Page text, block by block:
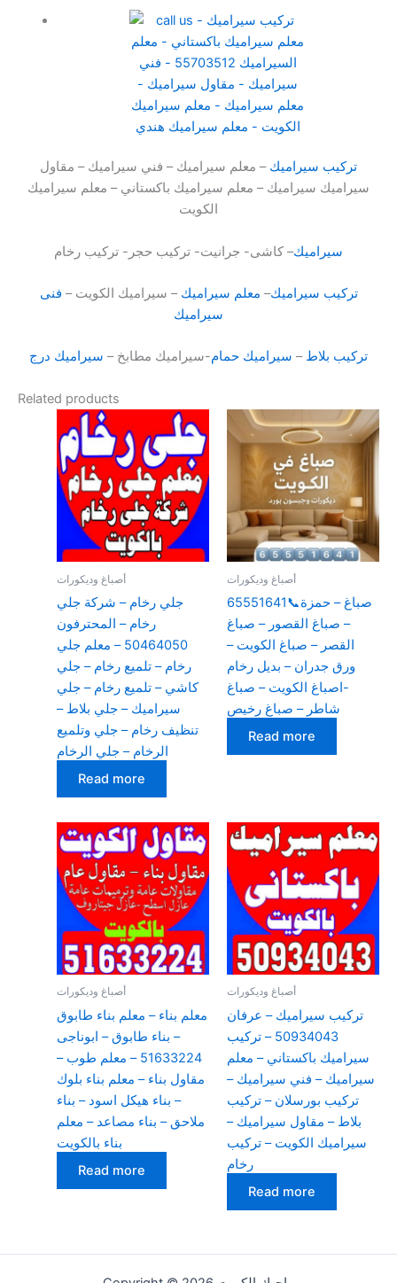
تركيب سيراميك – معلم سيراميك – فني سيراميك – مقاول
سيراميك سيراميك – معلم سيراميك باكستاني – معلم سيراميك
الكويت
سيراميك– كاشى- جرانيت- تركيب حجر- تركيب رخام
تركيب سيراميك– معلم سيراميك – سيراميك الكويت – فنى
سيراميك
تركيب بلاط – سيراميك حمام-سيراميك مطابخ – سيراميك درج
Related products
أصباغ وديكورات
جلي رخام – شركة جلي
رخام – المحترفون
50464050 – معلم جلي
رخام – تلميع رخام – جلي
كاشي – تلميع رخام – جلي
سيراميك – جلي بلاط –
تنظيف رخام – جلي وتلميع
الرخام – جلي الرخام
Read more
أصباغ وديكورات
صباغ – حمزة📞65551641
– صباغ القصور – صباغ
القصر – صباغ الكويت –
ورق جدران – بديل رخام
-اصباغ الكويت – صباغ
شاطر – صباغ رخيص
Read more
أصباغ وديكورات
معلم بناء – معلم بناء طابوق
– بناء طابوق – ابوناجى
51633224 – معلم طوب –
مقاول بناء – معلم بناء بلوك
– بناء هيكل اسود – بناء
ملاحق – بناء مصاعد – معلم
بناء بالكويت
Read more
أصباغ وديكورات
تركيب سيراميك – عرفان
50934043 – تركيب
سيراميك باكستاني – معلم
سيراميك – فني سيراميك –
تركيب بورسلان – تركيب
بلاط – مقاول سيراميك –
سيراميك الكويت – تركيب
رخام
Read more